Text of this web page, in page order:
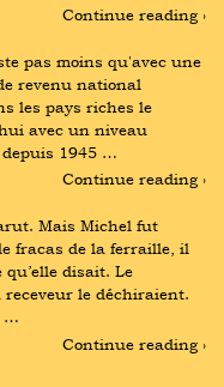
Continue reading ›
pas moins qu'avec une
revenu national
les pays riches le
avec un niveau
1945 …
Continue reading ›
Mais Michel fut
fracas de la ferraille, il
disait. Le
le déchiraient.
…
Continue reading ›